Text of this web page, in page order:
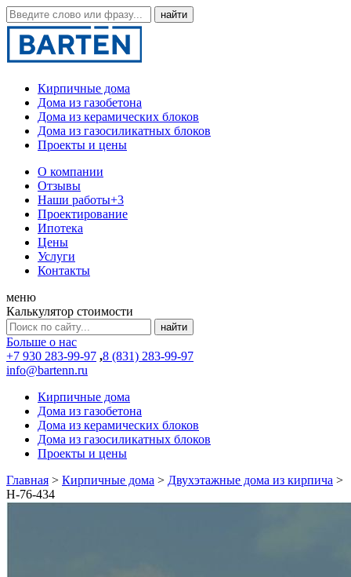
Кирпичные дома
Дома из газобетона
Дома из керамических блоков
Дома из газосиликатных блоков
Проекты и цены
О компании
Отзывы
Наши работы+3
Проектирование
Ипотека
Цены
Услуги
Контакты
меню
Калькулятор стоимости
Больше о нас
+7 930 283-99-97 ,8 (831) 283-99-97
info@bartenn.ru
Кирпичные дома
Дома из газобетона
Дома из керамических блоков
Дома из газосиликатных блоков
Проекты и цены
Главная > Кирпичные дома > Двухэтажные дома из кирпича >
Н-76-434